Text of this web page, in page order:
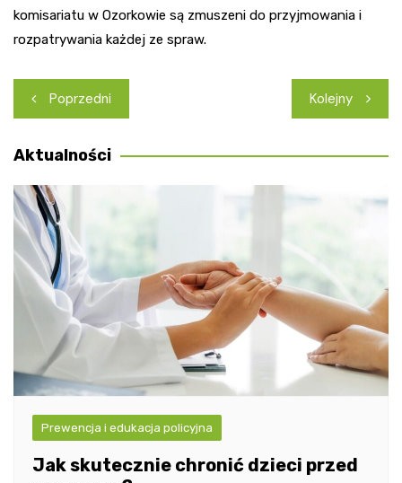
komisariatu w Ozorkowie są zmuszeni do przyjmowania i
rozpatrywania każdej ze spraw.
Nawigacja
wpisu
Poprzedni Kolejny
Aktualności
Prewencja i edukacja policyjna
Jak skutecznie chronić dzieci przed